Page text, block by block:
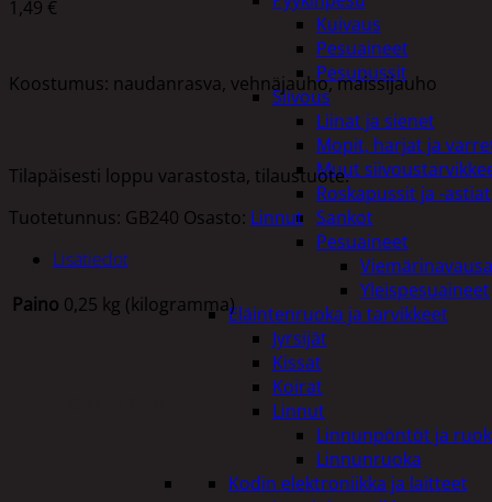
Kuivaus
Pesuaineet
Pesupussit
Siivous
Liinat ja sienet
Mopit, harjat ja
Muut
Roskapussit ja -astiat
Sankot
Pesuaineet
Yleispesuaineet
Eläintenruoka ja tarvikkeet
Jyrsijät
Kissat
Koirat
Linnut
Linnunpöntöt ja
Linnunruoka
Kodin elektroniikka ja laitteet
1,49 €
Koostumus: naudanrasva, vehnäjauho, maissijauho
Tilapäisesti loppu varastosta, tilaustuote.
Tuotetunnus: GB240 Osasto: Linnut
Lisätiedot
Paino 0,25 kg (kilogramma)